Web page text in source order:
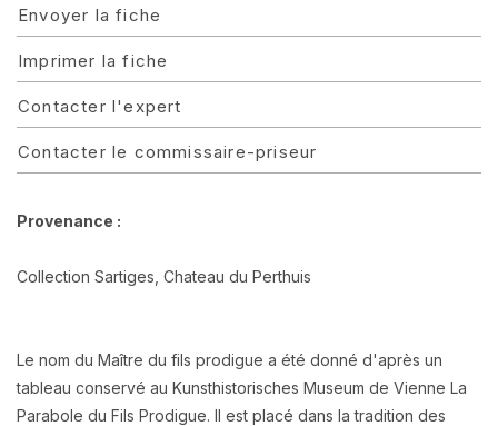
Envoyer la fiche
Imprimer la fiche
Contacter l'expert
Contacter le commissaire-priseur
Provenance :
Collection Sartiges, Chateau du Perthuis
Le nom du Maître du fils prodigue a été donné d'après un
tableau conservé au Kunsthistorisches Museum de Vienne La
Parabole du Fils Prodigue. Il est placé dans la tradition des